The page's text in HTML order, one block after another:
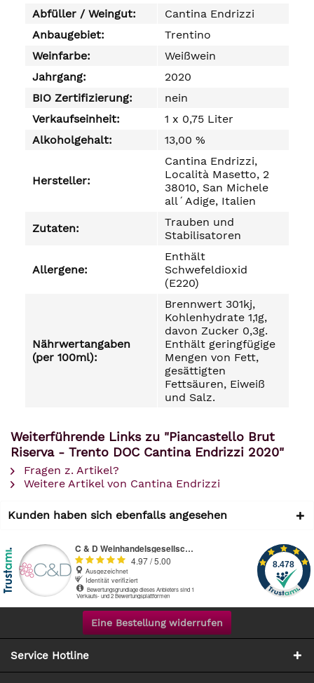
Abfüller / Weingut:
Cantina Endrizzi
Anbaugebiet:
Trentino
Weinfarbe:
Weißwein
Jahrgang:
2020
BIO Zertifizierung:
nein
Verkaufseinheit:
1 x 0,75 Liter
Alkoholgehalt:
13,00 %
Hersteller:
Cantina Endrizzi,
Località Masetto, 2
38010, San Michele
all´Adige, Italien
Zutaten:
Trauben und
Stabilisatoren
Allergene:
Enthält
Schwefeldioxid
(E220)
Nährwertangaben
(per 100ml):
Brennwert 301kj,
Kohlenhydrate 1,1g,
davon Zucker 0,3g.
Enthält geringfügige
Mengen von Fett,
gesättigten
Fettsäuren, Eiweiß
und Salz.
Weiterführende Links zu "Piancastello Brut
Riserva - Trento DOC Cantina Endrizzi 2020"
Fragen z. Artikel?
Weitere Artikel von Cantina Endrizzi
Kunden haben sich ebenfalls angesehen
Eine Bestellung widerrufen
Service Hotline